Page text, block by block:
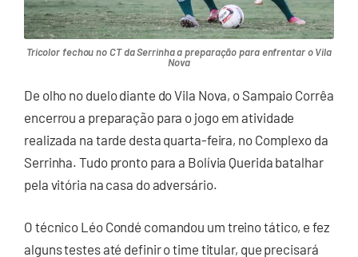
Tricolor fechou no CT da Serrinha a preparação para enfrentar o Vila
Nova
De olho no duelo diante do Vila Nova, o Sampaio Corrêa
encerrou a preparação para o jogo em atividade
realizada na tarde desta quarta-feira, no Complexo da
Serrinha. Tudo pronto para a Bolívia Querida batalhar
pela vitória na casa do adversário.
O técnico Léo Condé comandou um treino tático, e fez
alguns testes até definir o time titular, que precisará